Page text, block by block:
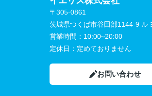
〒305-0861
茨城県つくば市谷田部1144-9 ル
営業時間： 10:00~20:00
定休日： 定めておりません
お問い合わせ